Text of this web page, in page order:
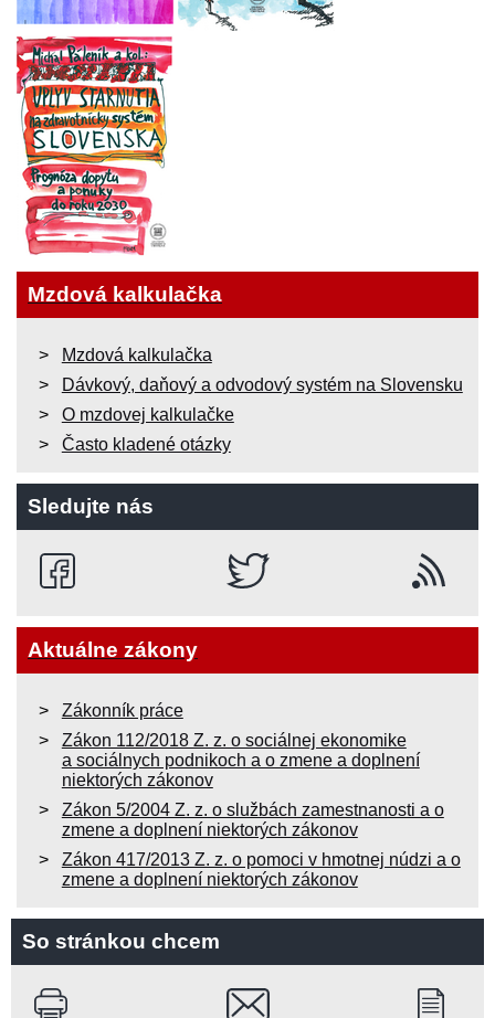
Mzdová kalkulačka
Mzdová kalkulačka
Dávkový, daňový a odvodový systém na Slovensku
O mzdovej kalkulačke
Často kladené otázky
Sledujte nás
Aktuálne zákony
Zákonník práce
Zákon 112/2018 Z. z. o sociálnej ekonomike
a sociálnych podnikoch a o zmene a doplnení
niektorých zákonov
Zákon 5/2004 Z. z. o službách zamestnanosti a o
zmene a doplnení niektorých zákonov
Zákon 417/2013 Z. z. o pomoci v hmotnej núdzi a o
zmene a doplnení niektorých zákonov
So stránkou chcem